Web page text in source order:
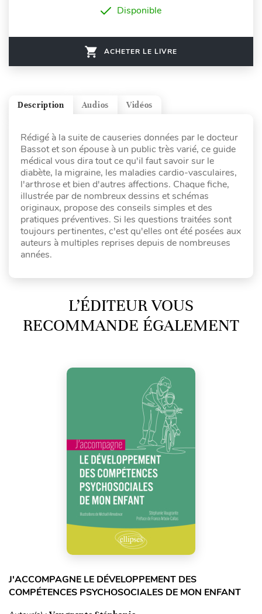
Disponible
ACHETER LE LIVRE
Vidéos
Audios
Description
Rédigé à la suite de causeries données par le docteur
Bassot et son épouse à un public très varié, ce guide
médical vous dira tout ce qu'il faut savoir sur le
diabète, la migraine, les maladies cardio-vasculaires,
l'arthrose et bien d'autres affections. Chaque fiche,
illustrée par de nombreux dessins et schémas
originaux, propose des conseils simples et des
pratiques préventives. Si les questions traitées sont
toujours pertinentes, c'est qu'elles ont été posées aux
auteurs à multiples reprises depuis de nombreuses
années.
L’ÉDITEUR VOUS
RECOMMANDE ÉGALEMENT
J'ACCOMPAGNE LE DÉVELOPPEMENT DES
COMPÉTENCES PSYCHOSOCIALES DE MON ENFANT